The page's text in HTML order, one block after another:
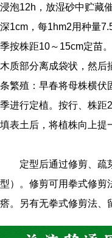
浸泡12h，放湿砂中贮藏
深1cm，每1hm2用种量
季按株距10～15cm定苗
木质部分离成袋状，然后
条繁殖：早春将母株横伏
季进行定植。按行、株距
填表土后，将植株向上提
定型后通过修剪、疏
型）。修剪可用拳式修剪
瘩。另有无拳式修剪法、